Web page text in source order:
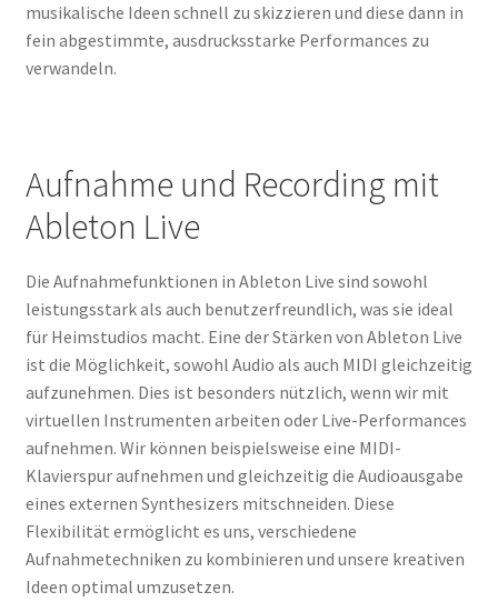
musikalische Ideen schnell zu skizzieren und diese dann in
fein abgestimmte, ausdrucksstarke Performances zu
verwandeln.
Aufnahme und Recording mit
Ableton Live
Die Aufnahmefunktionen in Ableton Live sind sowohl
leistungsstark als auch benutzerfreundlich, was sie ideal
für Heimstudios macht. Eine der Stärken von Ableton Live
ist die Möglichkeit, sowohl Audio als auch MIDI gleichzeitig
aufzunehmen. Dies ist besonders nützlich, wenn wir mit
virtuellen Instrumenten arbeiten oder Live-Performances
aufnehmen. Wir können beispielsweise eine MIDI-
Klavierspur aufnehmen und gleichzeitig die Audioausgabe
eines externen Synthesizers mitschneiden. Diese
Flexibilität ermöglicht es uns, verschiedene
Aufnahmetechniken zu kombinieren und unsere kreativen
Ideen optimal umzusetzen.